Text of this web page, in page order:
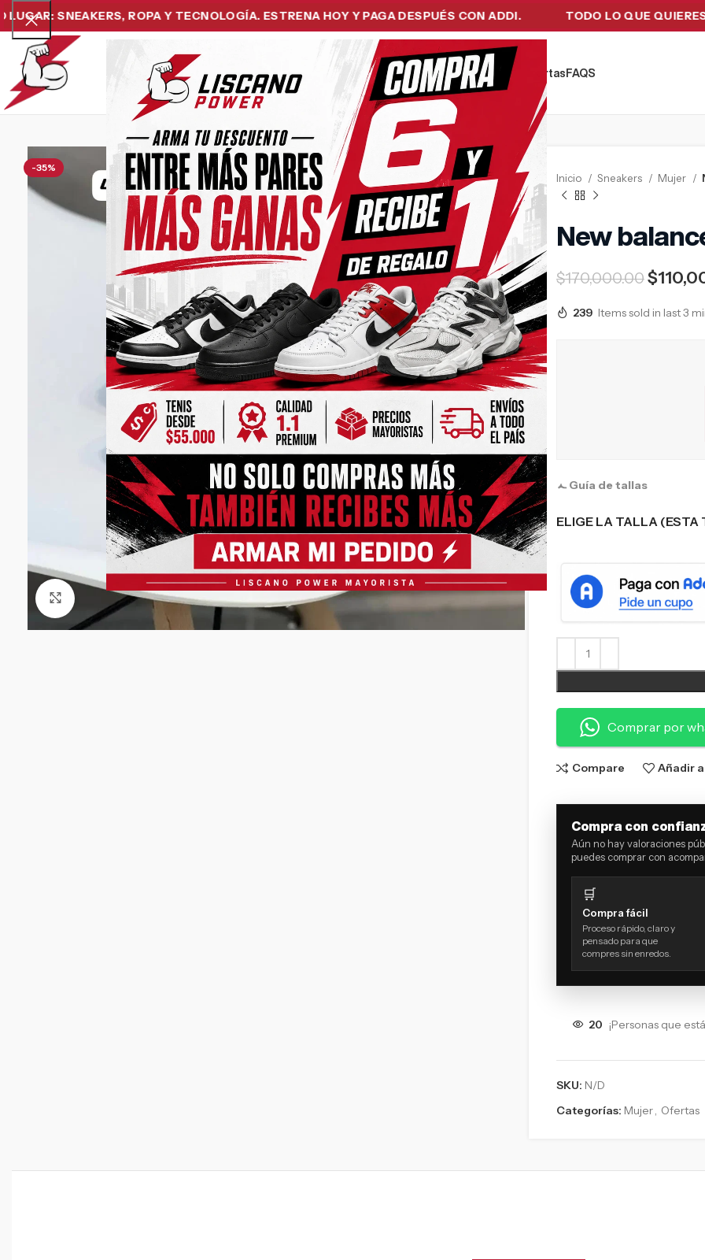
SNEAKERS, ROPA Y TECNOLOGÍA. ESTRENA HOY Y PAGA DESPUÉS CON ADDI. TODO LO QUE QUIERES EN
Home SneakersTecnologíaRopa de Hombre Ofertas FAQ´S
-35%
Click to enlarge
Inicio Sneakers Mujer
New
$170,000.00$
239 Items sold in last 3
Guía de tallas
ELIGE LA TALLA (ESTA
Comprar por
Compare Añadir
Compra con
Aún no hay valoraciones
puedes comprar con
🛒
Compra fácil
Proceso rápido, claro y
pensado para que
compres sin enredos.
20 ¡Personas que
SKU: N/D
Categorías: Mujer, Ofertas